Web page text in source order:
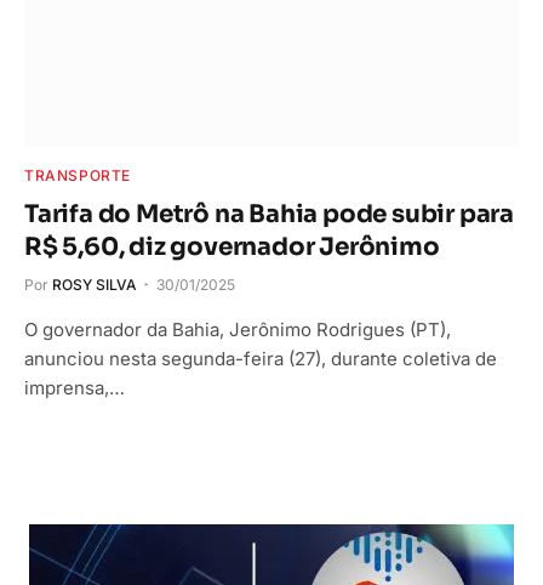
TRANSPORTE
Tarifa do Metrô na Bahia pode subir para
R$ 5,60, diz governador Jerônimo
Por ROSY SILVA 30/01/2025
O governador da Bahia, Jerônimo Rodrigues (PT),
anunciou nesta segunda-feira (27), durante coletiva de
imprensa,…